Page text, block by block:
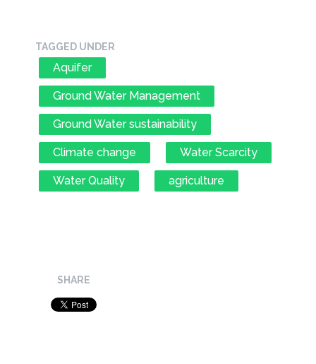
TAGGED UNDER
Aquifer
Ground Water Management
Ground Water sustainability
Climate change Water Scarcity
Water Quality agriculture
SHARE